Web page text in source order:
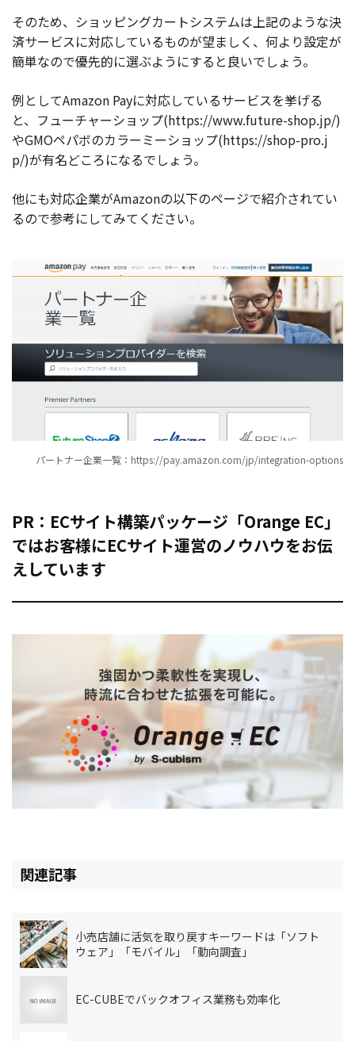
そのため、ショッピングカートシステムは上記のような決
済サービスに対応しているものが望ましく、何より設定が
簡単なので優先的に選ぶようにすると良いでしょう。
例としてAmazon Payに対応しているサービスを挙げる
と、フューチャーショップ(https://www.future-shop.jp/)
やGMOペパボのカラーミーショップ(https://shop-pro.j
p/)が有名どころになるでしょう。
他にも対応企業がAmazonの以下のページで紹介されてい
るので参考にしてみてください。
パートナー企業一覧：https://pay.amazon.com/jp/integration-options
PR：ECサイト構築パッケージ「Orange EC」
ではお客様にECサイト運営のノウハウをお伝
えしています
関連記事
小売店舗に活気を取り戻すキーワードは「ソフト
ウェア」「モバイル」「動向調査」
EC-CUBEでバックオフィス業務も効率化